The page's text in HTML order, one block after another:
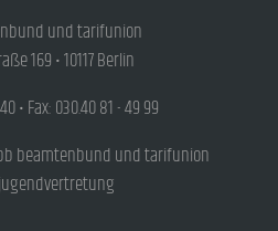
und tarifunion
169 • 10117 Berlin
• Fax: 030.40 81 - 49 99
beamtenbund und tarifunion